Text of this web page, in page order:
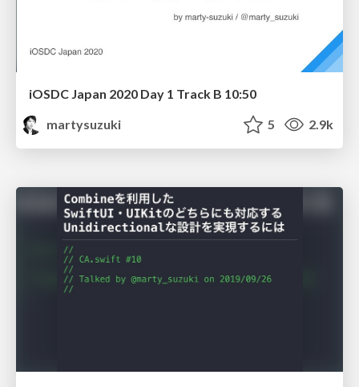
iOSDC Japan 2020 Day 1 Track B 10:50
martysuzuki
5 2.9k